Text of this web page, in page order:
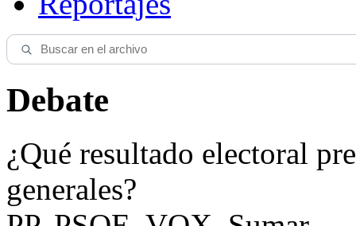
Debate
¿Qué resultado electoral
generales?